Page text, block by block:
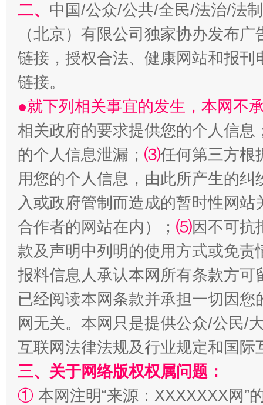
国家大学科技园优化重塑工作
扯下公款旅游的“隐身衣”
二、 中国/公众/公共/全民/法治/法
（北京）有限公司独家协办发布
链接，授权合法、健康网站和报
链接。
●就下列相关事宜的发生，本网不
相关政府的要求提供您的个人信息
的个人信息泄漏； ⑶任何第三方根
用您的个人信息，由此所产生的纠
入或政府管制而造成的暂时性网
合作者的网站在内）； ⑸因不可抗
款及声明中列明的使用方式或免责
报料信息人承认本网所有条款方
已经阅读本网条款并承担一切因
网无关。本网只是提供公众/公民/
互联网法律法规及行业规定和国
三、关于网络版权权属问题：
① 本网注明“来源：XXXXXXX网”